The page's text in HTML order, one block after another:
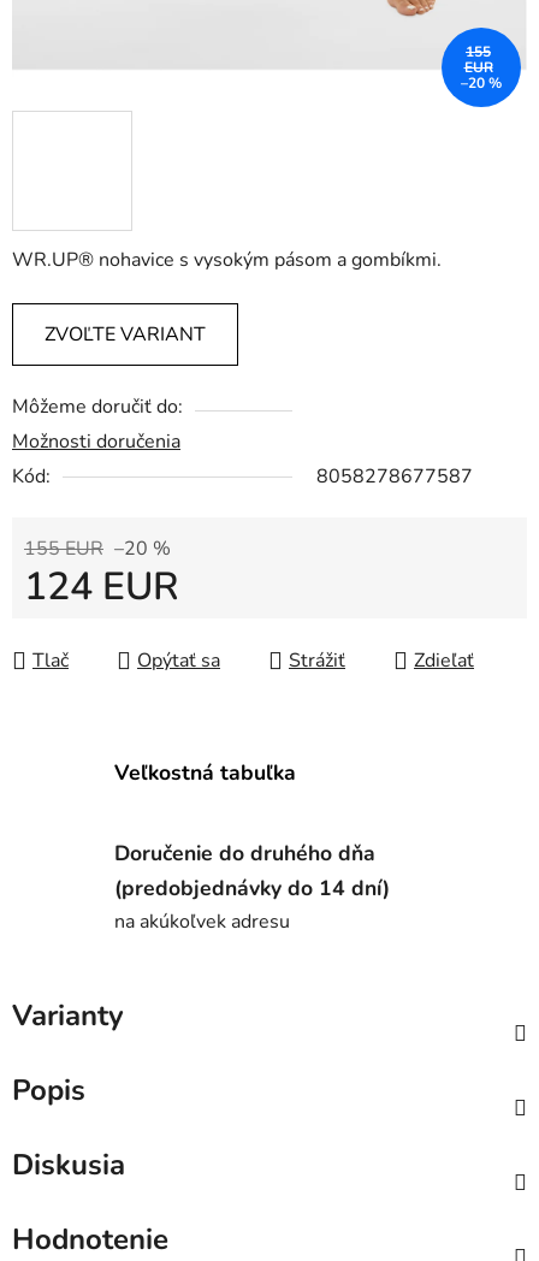
WR.UP® nohavice s vysokým pásom a gombíkmi.
ZVOĽTE VARIANT
Môžeme doručiť do:
Možnosti doručenia
Kód:
8058278677587
155 EUR –20 %
124 EUR
Tlač
Opýtať sa Strážiť Zdieľať
155
EUR
–20 %
Veľkostná tabuľka
Doručenie do druhého dňa
(predobjednávky do 14 dní)
na akúkoľvek adresu
Varianty
Popis
Diskusia
Hodnotenie